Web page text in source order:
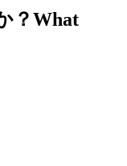
？What